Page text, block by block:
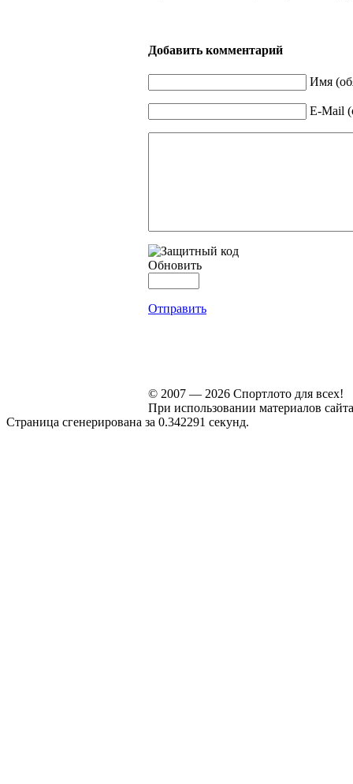
Добавить комментарий
Имя
E-Mail
Обновить
Отправить
© 2007 — 2026 Спортлото для всех!
При использовании материалов
Страница сгенерирована за 0.342291 секунд.